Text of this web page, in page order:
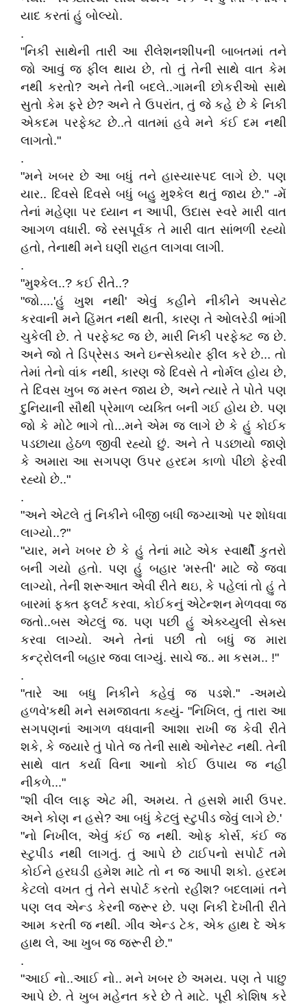
યાદ કરતાં હું બોલ્યો.
.
"નિકી સાથેની તારી આ રીલેશનશીપની બાબતમાં તને
જો આવું જ ફીલ થાય છે, તો તું તેની સાથે વાત કેમ
નથી કરતો? અને તેની બદલે..ગામની છોકરીઓ સાથે
સુતો કેમ ફરે છે? અને તે ઉપરાંત, તું જે કહે છે કે નિકી
એકદમ પરફેક્ટ છે..તે વાતમાં હવે મને કંઈ દમ નથી
લાગતો."
.
"મને ખબર છે આ બધું તને હાસ્યાસ્પદ લાગે છે. પણ
યાર.. દિવસે દિવસે બધું બહુ મુશ્કેલ થતું જાય છે." -મેં
તેનાં મહેણા પર ધ્યાન ન આપી, ઉદાસ સ્વરે મારી વાત
આગળ વધારી. જે રસપૂર્વક તે મારી વાત સાંભળી રહ્યો
હતો, તેનાથી મને ઘણી રાહત લાગવા લાગી.
.
"મુશ્કેલ..? કઈ રીતે..?
"જો....'હું ખુશ નથી' એવું કહીને નીકીને અપસેટ
કરવાની મને હિંમત નથી થતી, કારણ તે ઓલરેડી ભાંગી
ચુકેલી છે. તે પરફેક્ટ જ છે, મારી નિકી પરફેક્ટ જ છે.
અને જો તે ડિપ્રેસડ અને ઇન્સેક્યોર ફીલ કરે છે... તો
તેમાં તેનો વાંક નથી, કારણ જે દિવસે તે નોર્મલ હોય છે,
તે દિવસ ખુબ જ મસ્ત જાય છે, અને ત્યારે તે પોતે પણ
દુનિયાની સૌથી પ્રેમાળ વ્યક્તિ બની ગઈ હોય છે. પણ
જો કે મોટે ભાગે તો...મને એમ જ લાગે છે કે હું કોઈક
પડછાયા હેઠળ જીવી રહ્યો છું. અને તે પડછાયો જાણે
કે અમારા આ સગપણ ઉપર હરદમ કાળો પીંછો ફેરવી
રહ્યો છે.."
.
"અને એટલે તું નિકીને બીજી બધી જગ્યાઓ પર શોધવા
લાગ્યો..?"
"યાર, મને ખબર છે કે હું તેનાં માટે એક સ્વાર્થી કુતરો
બની ગયો હતો. પણ હું બહાર 'મસ્તી' માટે જે જવા
લાગ્યો, તેની શરૂઆત એવી રીતે થઇ, કે પહેલાં તો હું તે
બારમાં ફક્ત ફલર્ટ કરવા, કોઈકનું એટેન્શન મેળવવા જ
જતો..બસ એટલું જ. પણ પછી હું એક્ચ્યુલી સેક્સ
કરવા લાગ્યો. અને તેનાં પછી તો બધું જ મારા
કન્ટ્રોલની બહાર જવા લાગ્યું. સાચે જ.. મા કસમ.. !"
.
"તારે આ બધુ નિકીને કહેવું જ પડશે." -અમયે
હળવે'કથી મને સમજાવતા કહ્યું- "નિખિલ, તું તારા આ
સગપણનાં આગળ વધવાની આશા રાખી જ કેવી રીતે
શકે, કે જયારે તું પોતે જ તેની સાથે ઓનેસ્ટ નથી. તેની
સાથે વાત કર્યા વિના આનો કોઈ ઉપાય જ નહીં
નીકળે..."
"શી વીલ લાફ એટ મી, અમય. તે હસશે મારી ઉપર.
અને કોણ ન હસે? આ બધું કેટલું સ્ટુપીડ જેવું લાગે છે.'
"નો નિખીલ, એવું કંઈ જ નથી. ઓફ કોર્સ, કંઈ જ
સ્ટુપીડ નથી લાગતું. તું આપે છે ટાઈપનો સપોર્ટ તમે
કોઈને હરઘડી હમેશ માટે તો ન જ આપી શકો. હરદમ
કેટલો વખત તું તેને સપોર્ટ કરતો રહીશ? બદલામાં તને
પણ લવ એન્ડ કેરની જરૂર છે. પણ નિકી દેખીતી રીતે
આમ કરતી જ નથી. ગીવ એન્ડ ટેક, એક હાથ દે એક
હાથ લે, આ ખુબ જ જરૂરી છે."
.
"આઈ નો..આઈ નો.. મને ખબર છે અમય. પણ તે પાછુ
આપે છે. તે ખુબ મહેનત કરે છે તે માટે. પૂરી કોશિષ કરે